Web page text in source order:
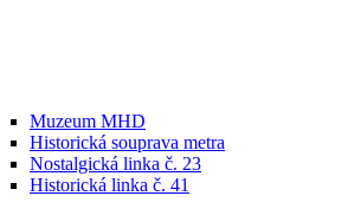
Muzeum MHD
Historická souprava metra
Nostalgická linka č. 23
Historická linka č. 41